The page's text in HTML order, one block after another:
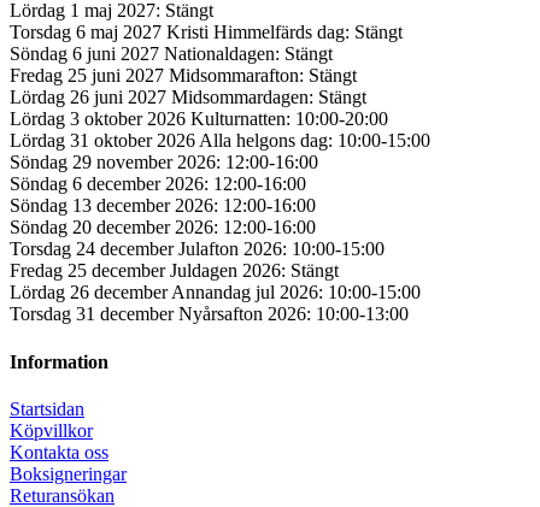
Lördag 1 maj 2027: Stängt
Torsdag 6 maj 2027 Kristi Himmelfärds dag: Stängt
Söndag 6 juni 2027 Nationaldagen: Stängt
Fredag 25 juni 2027 Midsommarafton: Stängt
Lördag 26 juni 2027 Midsommardagen: Stängt
Lördag 3 oktober 2026 Kulturnatten: 10:00-20:00
Lördag 31 oktober 2026 Alla helgons dag: 10:00-15:00
Söndag 29 november 2026: 12:00-16:00
Söndag 6 december 2026: 12:00-16:00
Söndag 13 december 2026: 12:00-16:00
Söndag 20 december 2026: 12:00-16:00
Torsdag 24 december Julafton 2026: 10:00-15:00
Fredag 25 december Juldagen 2026: Stängt
Lördag 26 december Annandag jul 2026: 10:00-15:00
Torsdag 31 december Nyårsafton 2026: 10:00-13:00
Information
Startsidan
Köpvillkor
Kontakta oss
Boksigneringar
Returansökan